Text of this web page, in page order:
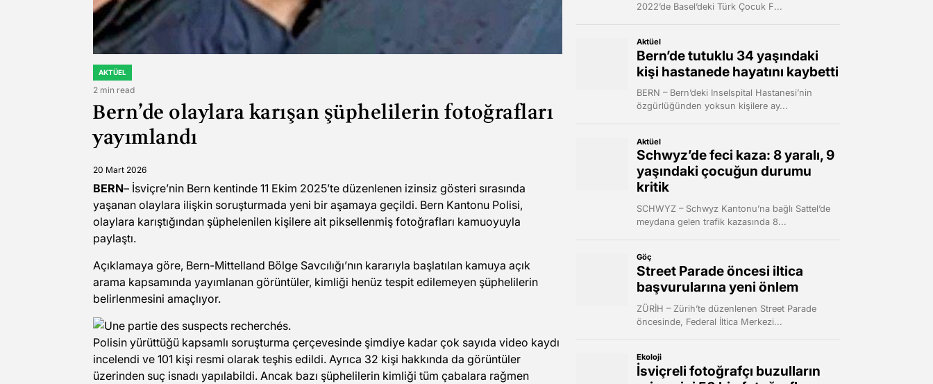
POSTED
IN
AKTÜEL
Estimated
read
time
2 min read
Bern’de olaylara karışan şüphelilerin fotoğrafları
yayımlandı
20 Mart 2026
BERN– İsviçre’nin Bern kentinde 11 Ekim 2025’te düzenlenen izinsiz gösteri sırasında
yaşanan olaylara ilişkin soruşturmada yeni bir aşamaya geçildi. Bern Kantonu Polisi,
olaylara karıştığından şüphelenilen kişilere ait piksellenmiş fotoğrafları kamuoyuyla
paylaştı.
Açıklamaya göre, Bern-Mittelland Bölge Savcılığı’nın kararıyla başlatılan kamuya açık
arama kapsamında yayımlanan görüntüler, kimliği henüz tespit edilemeyen şüphelilerin
belirlenmesini amaçlıyor.
Polisin yürüttüğü kapsamlı soruşturma çerçevesinde şimdiye kadar çok sayıda video kaydı
incelendi ve 101 kişi resmi olarak teşhis edildi. Ayrıca 32 kişi hakkında da görüntüler
üzerinden suç isnadı yapılabildi. Ancak bazı şüphelilerin kimliği tüm çabalara rağmen